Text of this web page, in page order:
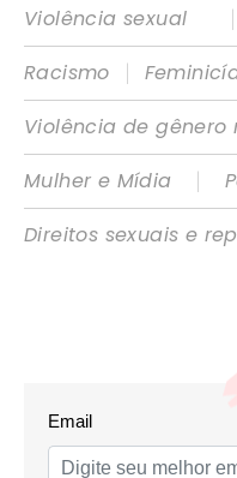
Violência sexual
|
Racismo
|
Violência de gênero
Mulher e Mídia
|
Direitos sexuais e